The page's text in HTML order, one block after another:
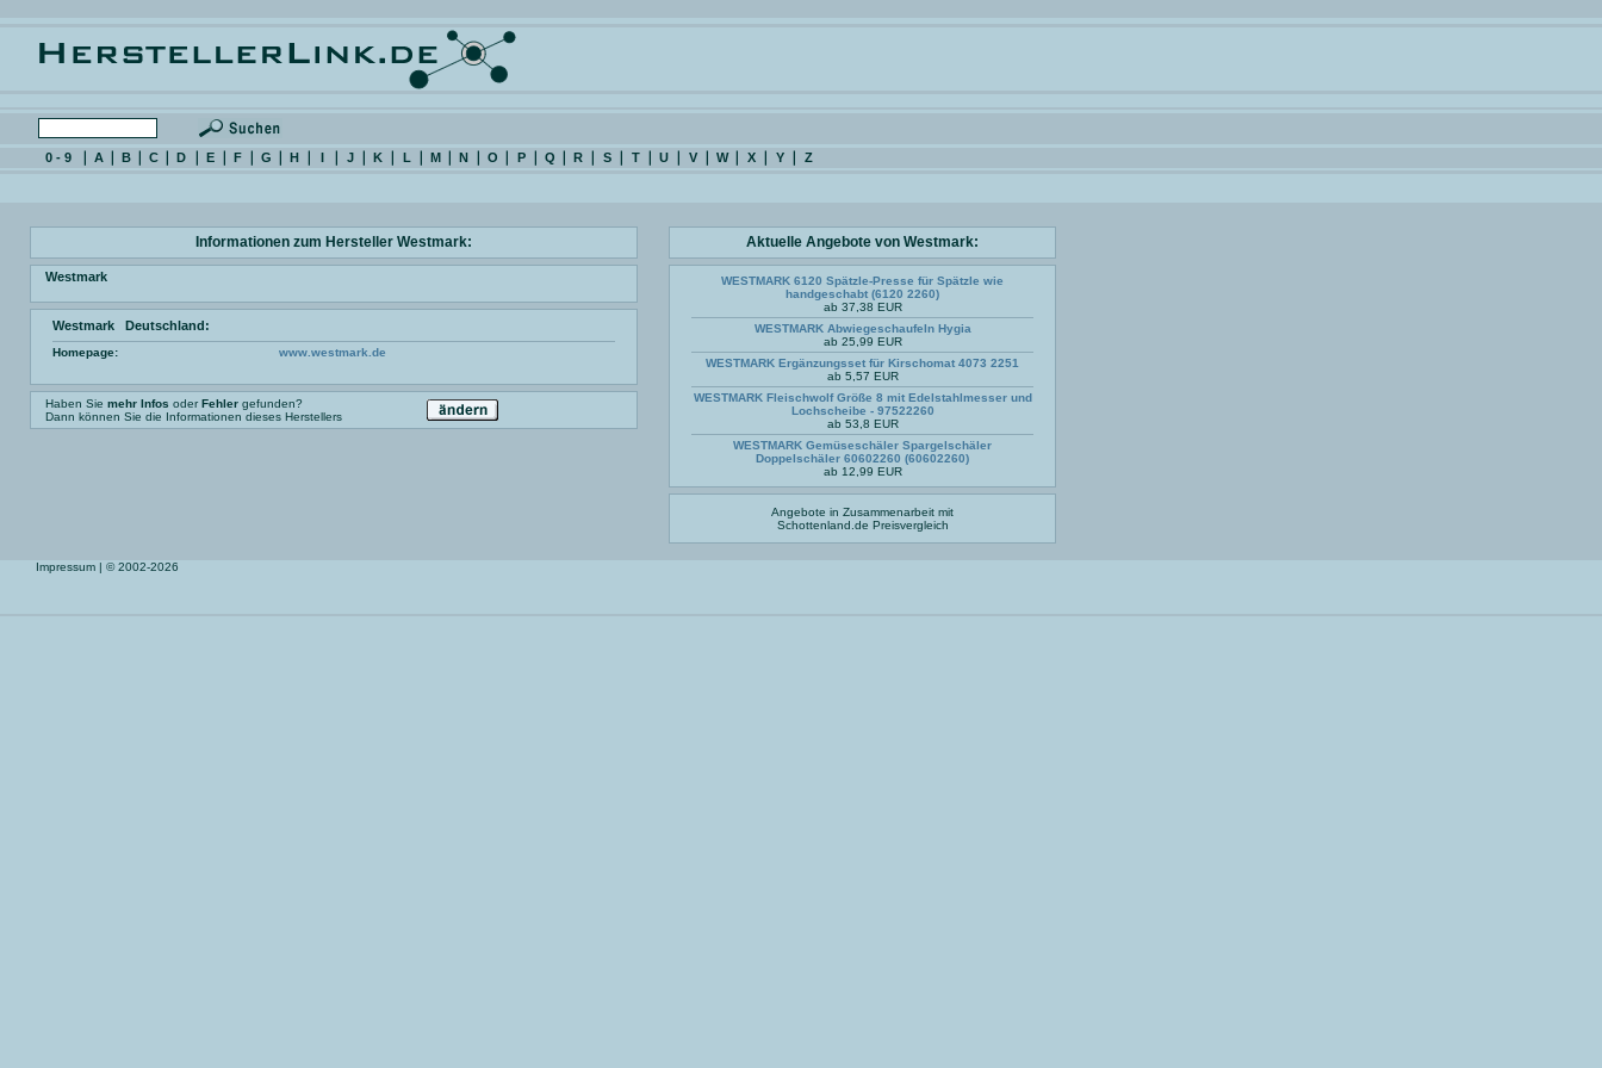
0 - 9 A B C D E F G H I J K L M N O P Q R S T U V W X Y Z
Informationen zum Hersteller Westmark:
Westmark
Westmark Deutschland:
Homepage: www.westmark.de
Haben Sie mehr Infos oderFehler gefunden?
Dann können Sie die Informationen dieses Herstellers
Aktuelle Angebote von Westmark:
WESTMARK 6120 Spätzle-Presse für Spätzle wie
handgeschabt (6120 2260)
ab 37,38 EUR
WESTMARK Abwiegeschaufeln Hygia
ab 25,99 EUR
WESTMARK Ergänzungsset für Kirschomat 4073 2251
ab 5,57 EUR
WESTMARK Fleischwolf Größe 8 mit Edelstahlmesser und
Lochscheibe - 97522260
ab 53,8 EUR
WESTMARK Gemüseschäler Spargelschäler
Doppelschäler 60602260 (60602260)
ab 12,99 EUR
Angebote in Zusammenarbeit mit
Schottenland.de Preisvergleich
Impressum | © 2002-2026